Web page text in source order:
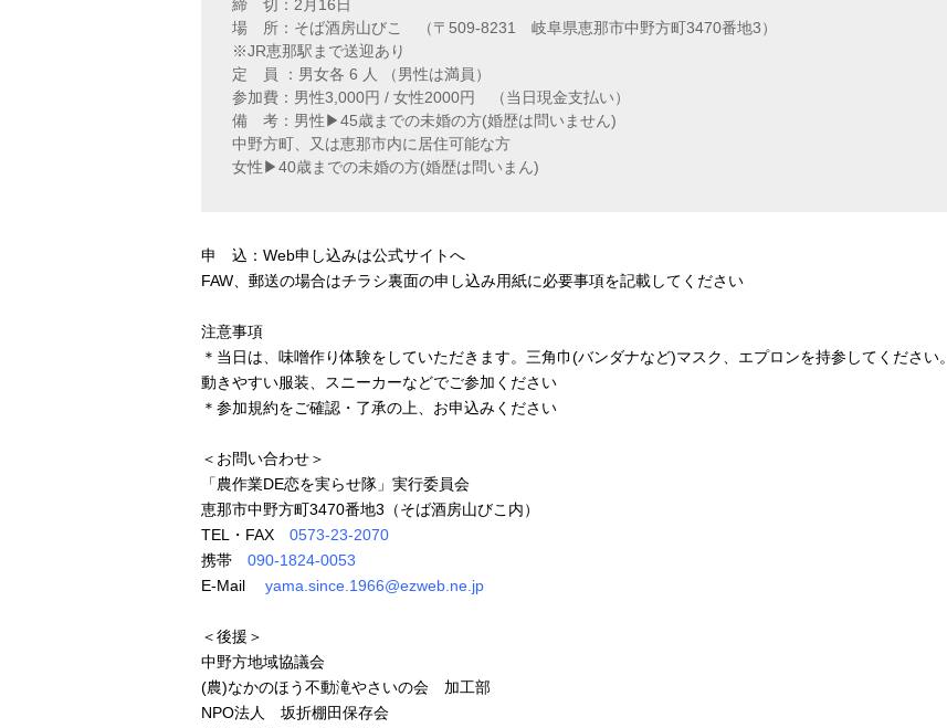
締 切：2月16日
場 所：そば酒房山びこ （〒509-8231 岐阜県恵那市中野方町3470番地3）
※JR恵那駅まで送迎あり
定 員 ：男女各 6 人 （男性は満員）
参加費：男性3,000円 / 女性2000円 （当日現金支払い）
備 考：男性▶︎45歳までの未婚の方(婚歴は問いません)
中野方町、又は恵那市内に居住可能な方
女性▶︎40歳までの未婚の方(婚歴は問いまん)
申 込：Web申し込みは公式サイトへ
FAW、郵送の場合はチラシ裏面の申し込み用紙に必要事項を記載してください
注意事項
＊当日は、味噌作り体験をしていただきます。三角巾(バンダナなど)マスク、エプロンを持参してください。
動きやすい服装、スニーカーなどでご参加ください
＊参加規約をご確認・了承の上、お申込みください
＜お問い合わせ＞
「農作業DE恋を実らせ隊」実行委員会
恵那市中野方町3470番地3（そば酒房山びこ内）
TEL・FAX 0573-23-2070
携帯 090-1824-0053
E-Mail yama.since.1966@ezweb.ne.jp
＜後援＞
中野方地域協議会
(農)なかのほう不動滝やさいの会 加工部
NPO法人 坂折棚田保存会